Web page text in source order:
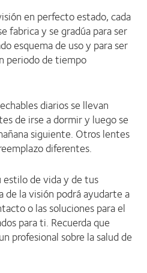
en perfecto estado, cada
fabrica y se gradúa para ser
esquema de uso y para ser
periodo de tiempo
diarios se llevan
de irse a dormir y luego se
siguiente. Otros lentes
diferentes.
de vida y de tus
de la visión podrá ayudarte a
o las soluciones para el
para ti. Recuerda que
profesional sobre la salud de